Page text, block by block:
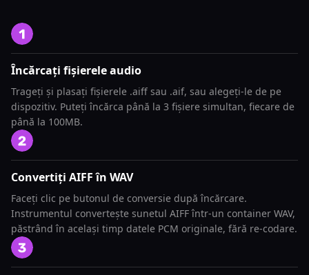
Încărcați fișierele audio
Trageți și plasați fișierele .aiff sau .aif, sau alegeți-le de pe
dispozitiv. Puteți încărca până la 3 fișiere simultan, fiecare de
până la 100MB.
Convertiți AIFF în WAV
Faceți clic pe butonul de conversie după încărcare.
Instrumentul convertește sunetul AIFF într-un container WAV,
păstrând în același timp datele PCM originale, fără re-codare.